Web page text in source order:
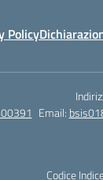
Policy
Email:
Codice